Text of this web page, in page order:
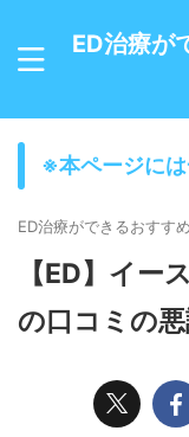
ED治療が
※本ページに
ED治療ができるおすす
【ED】イー
の口コミの